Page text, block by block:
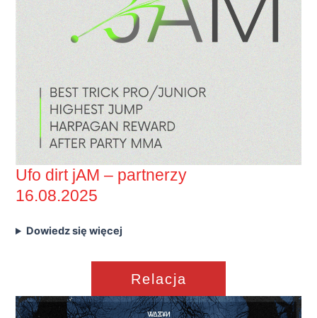
Ufo dirt jAM – partnerzy
16.08.2025
Dowiedz się więcej
Relacja